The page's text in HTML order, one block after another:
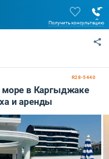
Получить консультацию
R28-5440
море в Каргыджаке
и аренды